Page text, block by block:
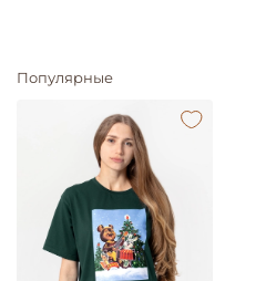
Популярные